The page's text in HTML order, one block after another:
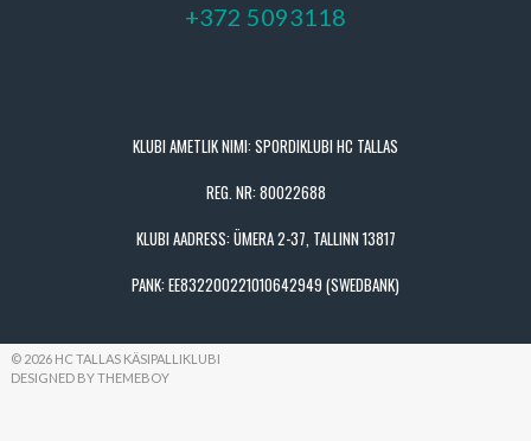
+372 5093118
KLUBI AMETLIK NIMI: SPORDIKLUBI HC TALLAS
REG. NR: 80022688
KLUBI AADRESS: ÜMERA 2-37, TALLINN 13817
PANK: EE832200221010642949 (SWEDBANK)
© 2026 HC TALLAS KÄSIPALLIKLUBI
DESIGNED BY THEMEBOY